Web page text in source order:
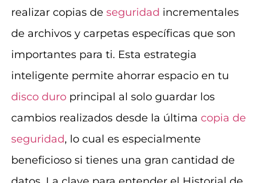
realizar copias de seguridad incrementales
de archivos y carpetas específicas que son
importantes para ti. Esta estrategia
inteligente permite ahorrar espacio en tu
disco duroprincipal al solo guardar los
cambios realizados desde la última copia de
seguridad, lo cual es especialmente
beneficioso si tienes una gran cantidad de